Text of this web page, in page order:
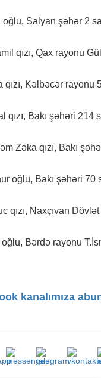
oğlu, Salyan şəhər 2
qızı, Qax rayonu
Kəlbəcər rayonu
Bakı şəhəri 214
Zəka qızı, Bakı
oğlu, Bakı şəhəri 70
qızı, Naxçıvan
Bərdə rayonu
kanalımıza